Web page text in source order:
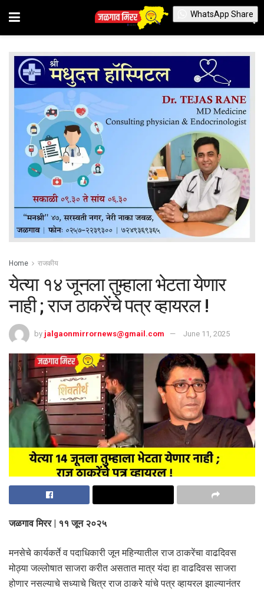
Home राजकीय
येत्या १४ जूनला तुम्हाला भेटता येणार
नाही ; राज ठाकरेंचे पत्र व्हायरल !
by jalgaonmirrornews@gmail.com June 11, 2025
जळगाव मिरर | ११ जून २०२५
मनसेचे कार्यकर्ते व पदाधिकारी जून महिन्यातील राज ठाकरेंचा वाढदिवस
मोठ्या जल्लोषात साजरा करीत असतात मात्र यंदा हा वाढदिवस साजरा
होणार नसल्याचे सध्याचे चित्र राज ठाकरे यांचे पत्र व्हायरल झाल्यानंतर
WhatsApp Share